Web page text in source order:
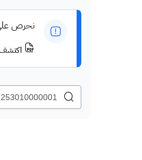
نحرص على
اكتشف